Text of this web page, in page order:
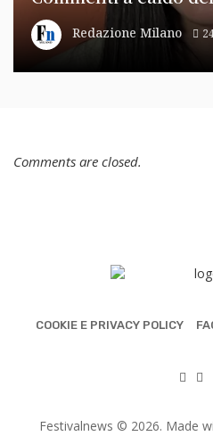
Redazione Milano
Comments are closed.
COOKIE E PRIVACY POLICY
Festivalnews © 2026. Made